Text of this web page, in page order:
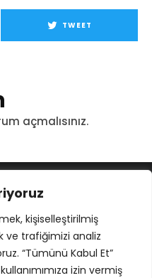
kişiselleştirilmiş
ve trafiğimizi analiz
“Tümünü Kabul Et”
izin vermiş
TWEET
açmalısınız.